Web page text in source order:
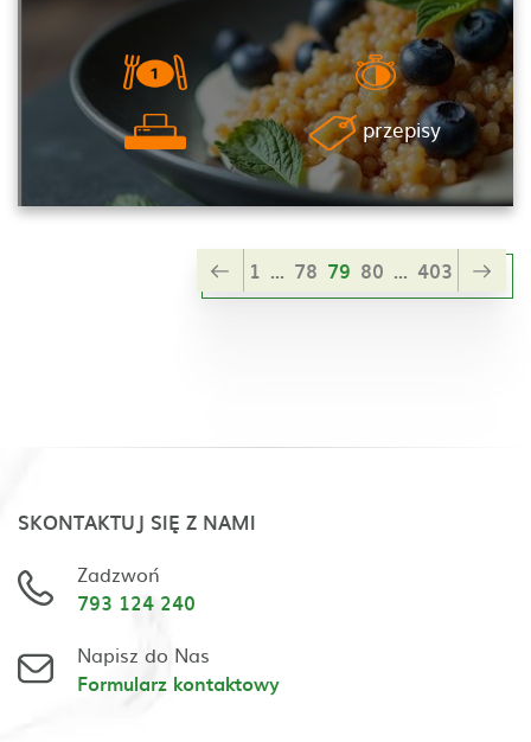
przepisy
1 ... 78 79 80 ... 403
SKONTAKTUJ SIĘ Z NAMI
Zadzwoń
793 124 240
Napisz do Nas
Formularz kontaktowy